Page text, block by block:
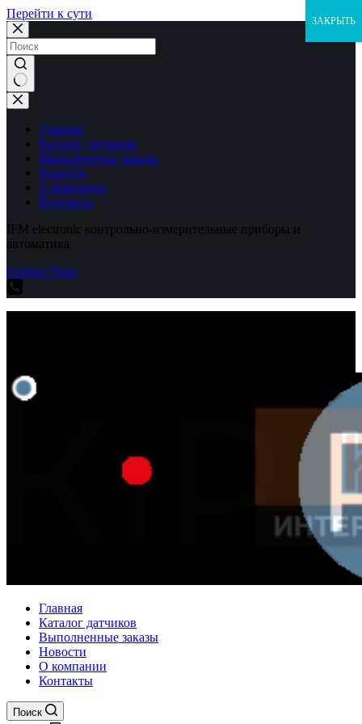
Перейти к сути
Ничего
не
найденоГлавная
Каталог датчиков
Выполненные заказы
Новости
О компании
Контакты
IFM electronic контрольно-измерительные приборы и
автоматика
Explore Shop
Главная
Каталог датчиков
Выполненные заказы
Новости
О компании
Контакты
Поиск
ЗАКРЫТЬ